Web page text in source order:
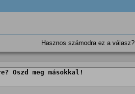
Hasznos számodra ez a válasz?